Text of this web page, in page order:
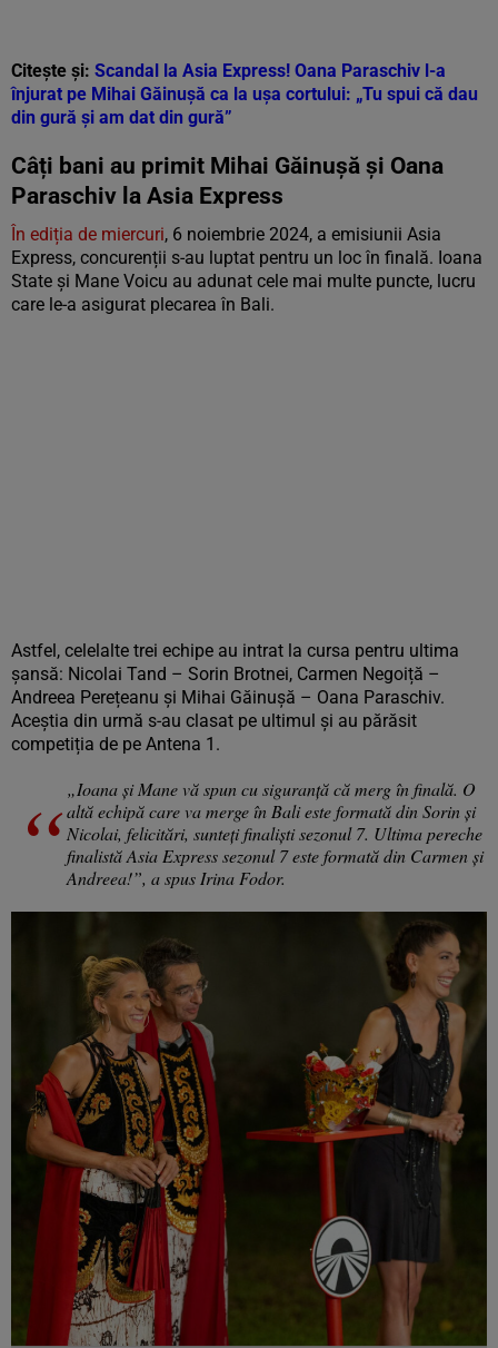
Citește și: Scandal la Asia Express! Oana Paraschiv l-a
înjurat pe Mihai Găinușă ca la ușa cortului: „Tu spui că dau
din gură și am dat din gură”
Câți bani au primit Mihai Găinușă și Oana
Paraschiv la Asia Express
În ediția de miercuri, 6 noiembrie 2024, a emisiunii Asia
Express, concurenții s-au luptat pentru un loc în finală. Ioana
State și Mane Voicu au adunat cele mai multe puncte, lucru
care le-a asigurat plecarea în Bali.
Astfel, celelalte trei echipe au intrat la cursa pentru ultima
șansă: Nicolai Tand – Sorin Brotnei, Carmen Negoiță –
Andreea Perețeanu și Mihai Găinușă – Oana Paraschiv.
Aceștia din urmă s-au clasat pe ultimul și au părăsit
competiția de pe Antena 1.
„Ioana și Mane vă spun cu siguranță că merg în finală. O
altă echipă care va merge în Bali este formată din Sorin și
Nicolai, felicitări, sunteți finaliști sezonul 7. Ultima pereche
finalistă Asia Express sezonul 7 este formată din Carmen și
Andreea!”, a spus Irina Fodor.